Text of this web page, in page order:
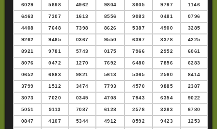
6029 5698 4962 9804 3605 9797 1146
6463 7307 1613 8556 9083 0481 0796
4408 7648 7398 8626 5387 4900 3285
9262 9465 0367 9550 6397 8378 4225
8921 9781 5743 0175 7966 2952 6061
8076 0472 1270 7692 6480 7856 6283
0652 6863 9821 5613 5365 2560 8414
3799 1512 3474 7793 4570 9885 2387
3073 7020 0345 4708 7943 6354 9022
5051 9113 7087 6128 2578 3283 6780
0847 4107 5344 4912 8592 9423 1253